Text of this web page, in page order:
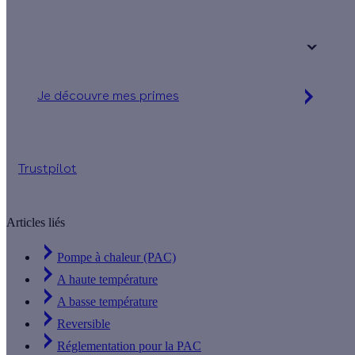
Je découvre mes primes
Trustpilot
Articles liés
Pompe à chaleur (PAC)
A haute température
A basse température
Reversible
Réglementation pour la PAC